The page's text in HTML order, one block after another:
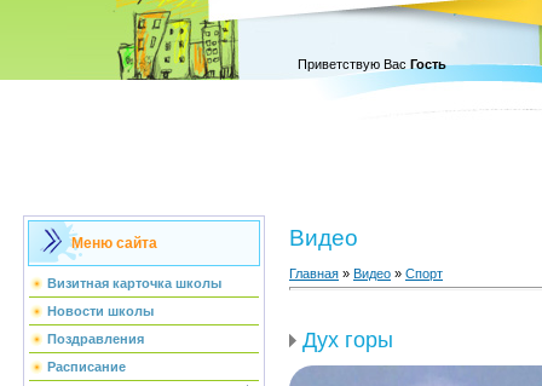
Приветствую Вас Гость
Меню сайта
Визитная карточка школы
Новости школы
Поздравления
Расписание
Видео
Главная » Видео » Спорт
Дух горы